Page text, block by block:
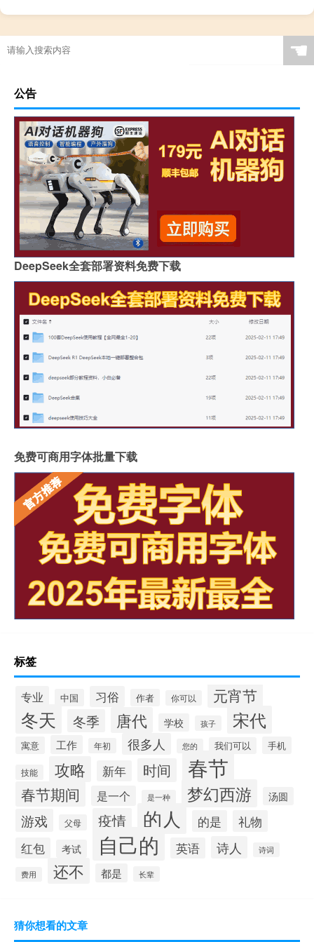
☚
公告
DeepSeek全套部署资料免费下载
免费可商用字体批量下载
标签
专业 中国 习俗 作者 你可以 元宵节
冬天 冬季 唐代 学校 孩子 宋代
寓意 工作 年初 很多人 您的 我们可以 手机
技能 攻略 新年 时间 春节
春节期间 是一个 是一种 梦幻西游 汤圆
游戏 父母 疫情 的人 的是 礼物
红包 考试 自己的 英语 诗人 诗词
费用 还不 都是 长辈
猜你想看的文章